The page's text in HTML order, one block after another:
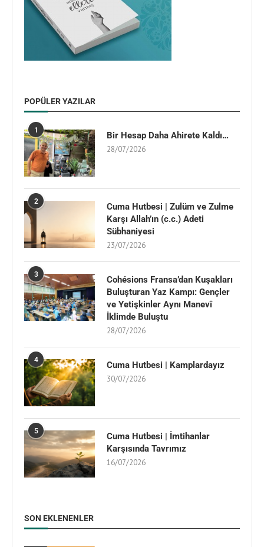
POPÜLER YAZILAR
1 Bir Hesap Daha Ahirete Kaldı…
28/07/2026
2
Cuma Hutbesi | Zulüm ve Zulme
Karşı Allah’ın (c.c.) Adeti
Sübhaniyesi
23/07/2026
3
Cohésions Fransa’dan Kuşakları
Buluşturan Yaz Kampı: Gençler
ve Yetişkinler Aynı Manevî
İklimde Buluştu
28/07/2026
4 Cuma Hutbesi | Kamplardayız
30/07/2026
5
Cuma Hutbesi | İmtihanlar
Karşısında Tavrımız
16/07/2026
SON EKLENENLER